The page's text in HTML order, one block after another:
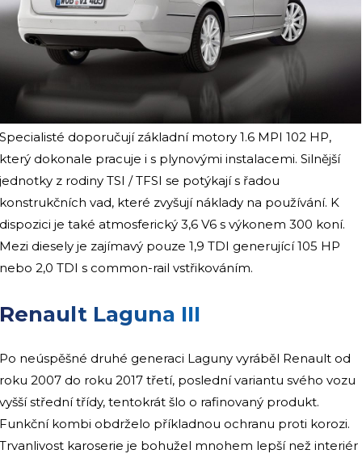
doporučují základní motory 1.6 MPI 102 HP,
dokonale pracuje i s plynovými instalacemi. Silnější
z rodiny TSI / TFSI se potýkají s řadou
vad, které zvyšují náklady na používání. K
je také atmosferický 3,6 V6 s výkonem 300 koní.
diesely je zajímavý pouze 1,9 TDI generující 105 HP
2,0 TDI s common-rail vstřikováním.
Laguna III
neúspěšné druhé generaci Laguny vyráběl Renault od
2007 do roku 2017 třetí, poslední variantu svého vozu
střední třídy, tentokrát šlo o rafinovaný produkt.
kombi obdrželo příkladnou ochranu proti korozi.
karoserie je bohužel mnohem lepší než interiér